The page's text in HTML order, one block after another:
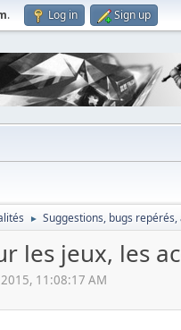
. Log in Sign up
► Suggestions, bugs
les jeux, les
11:08:17 AM